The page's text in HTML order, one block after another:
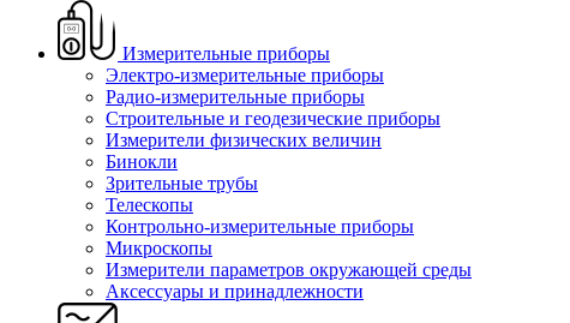
Измерительные приборы
Электро-измерительные приборы
Радио-измерительные приборы
Строительные и геодезические приборы
Измерители физических величин
Бинокли
Зрительные трубы
Телескопы
Контрольно-измерительные приборы
Микроскопы
Измерители параметров окружающей среды
Аксессуары и принадлежности